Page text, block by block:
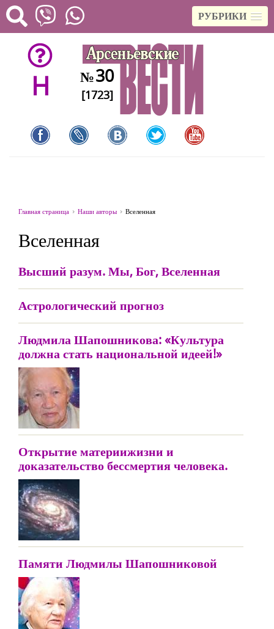
РУБРИКИ
H №30
[1723]
Главная страница Наши авторы Вселенная
Вселенная
Высший разум. Мы, Бог, Вселенная
Астрологический прогноз
Людмила Шапошникова: «Культура
должна стать национальной идеей!»
Открытие материижизни и
доказательство бессмертия человека.
Памяти Людмилы Шапошниковой